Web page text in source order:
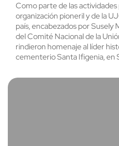
Como parte de las
organización pioneril y de la
país, encabezados por
del Comité Nacional de la
rindieron homenaje al líder
cementerio Santa Ifigenia, en